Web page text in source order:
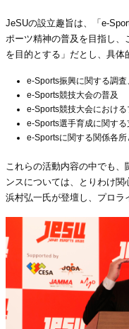
JeSUの設立趣旨は、「e-
ポーツ精神の普及を目指し、
を目的とする」だとし、具体
e-Sports振興に関する調
e-Sports競技大会の普及
e-Sports競技大会におけ
e-Sports選手育成に関す
e-Sportsに関する関係各所
これらの活動内容の中でも
ンスについては、とりわけ
浜村弘一氏が登壇し、プロラ